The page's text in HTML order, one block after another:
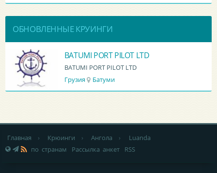
ОБНОВЛЕННЫЕ КРУИНГИ
BATUMI PORT PILOT LTD
BATUMI PORT PILOT LTD
Грузия
Батуми
Главная › Крюинги › Ангола ›
Luanda
по странам
Рассылка анкет RSS